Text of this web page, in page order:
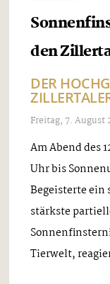
den
DER
Freitag, 7. August
Am Abend des
Uhr bis
Begeisterte ein
stärkste
Tierwelt,